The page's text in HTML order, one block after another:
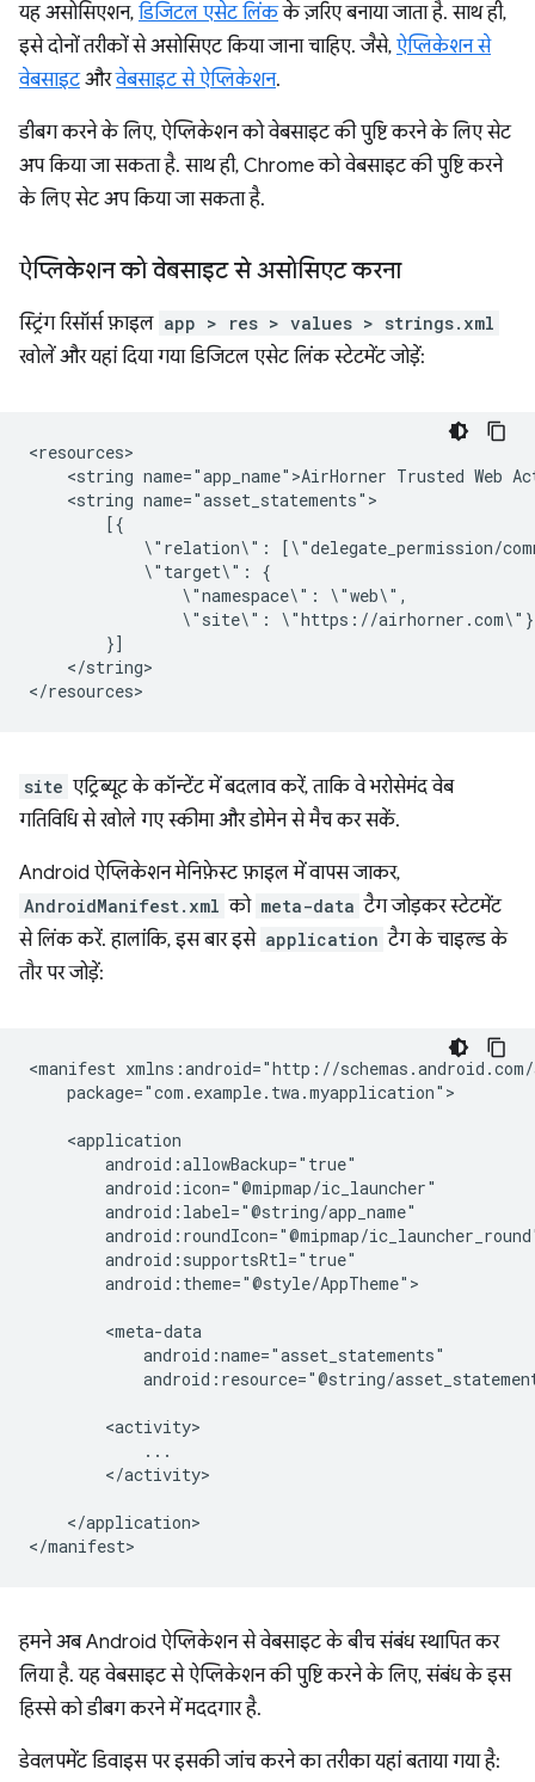
यह असोसिएशन, डिजिटल एसेट लिंकके ज़रिए बनाया जाता है. साथ ही,
इसे दोनों तरीकों से असोसिएट किया जाना चाहिए. जैसे, ऐप्लिकेशन से
वेबसाइटऔरवेबसाइट से ऐप्लिकेशन.
डीबग करने के लिए, ऐप्लिकेशन को वेबसाइट की पुष्टि करने के लिए सेट
अप किया जा सकता है. साथ ही, Chrome को वेबसाइट की पुष्टि करने
के लिए सेट अप किया जा सकता है.
ऐप्लिकेशन को वेबसाइट से असोसिएट करना
स्ट्रिंग रिसॉर्स फ़ाइल app > res > values > strings.xml
खोलें और यहां दिया गया डिजिटल एसेट लिंक स्टेटमेंट जोड़ें:
<string name="app_name">AirHorner Trusted Web
<string
\"relation\":
\"target\":
\"namespace\":
\"site\":
</string>
site एट्रिब्यूट के कॉन्टेंट में बदलाव करें, ताकि वे भरोसेमंद वेब
गतिविधि से खोले गए स्कीमा और डोमेन से मैच कर सकें.
Android ऐप्लिकेशन मेनिफ़ेस्ट फ़ाइल में वापस जाकर,
AndroidManifest.xml को meta-data टैग जोड़कर स्टेटमेंट
से लिंक करें. हालांकि, इस बार इसे application टैग के चाइल्ड के
तौर पर जोड़ें:
<manifest
package="com.example.twa.myapplication">
android:theme="@style/AppTheme">
android:resource="@string/
</activity>
</application>
हमने अब Android ऐप्लिकेशन से वेबसाइट के बीच संबंध स्थापित कर
लिया है. यह वेबसाइट से ऐप्लिकेशन की पुष्टि करने के लिए, संबंध के इस
हिस्से को डीबग करने में मददगार है.
डेवलपमेंट डिवाइस पर इसकी जांच करने का तरीका यहां बताया गया है: